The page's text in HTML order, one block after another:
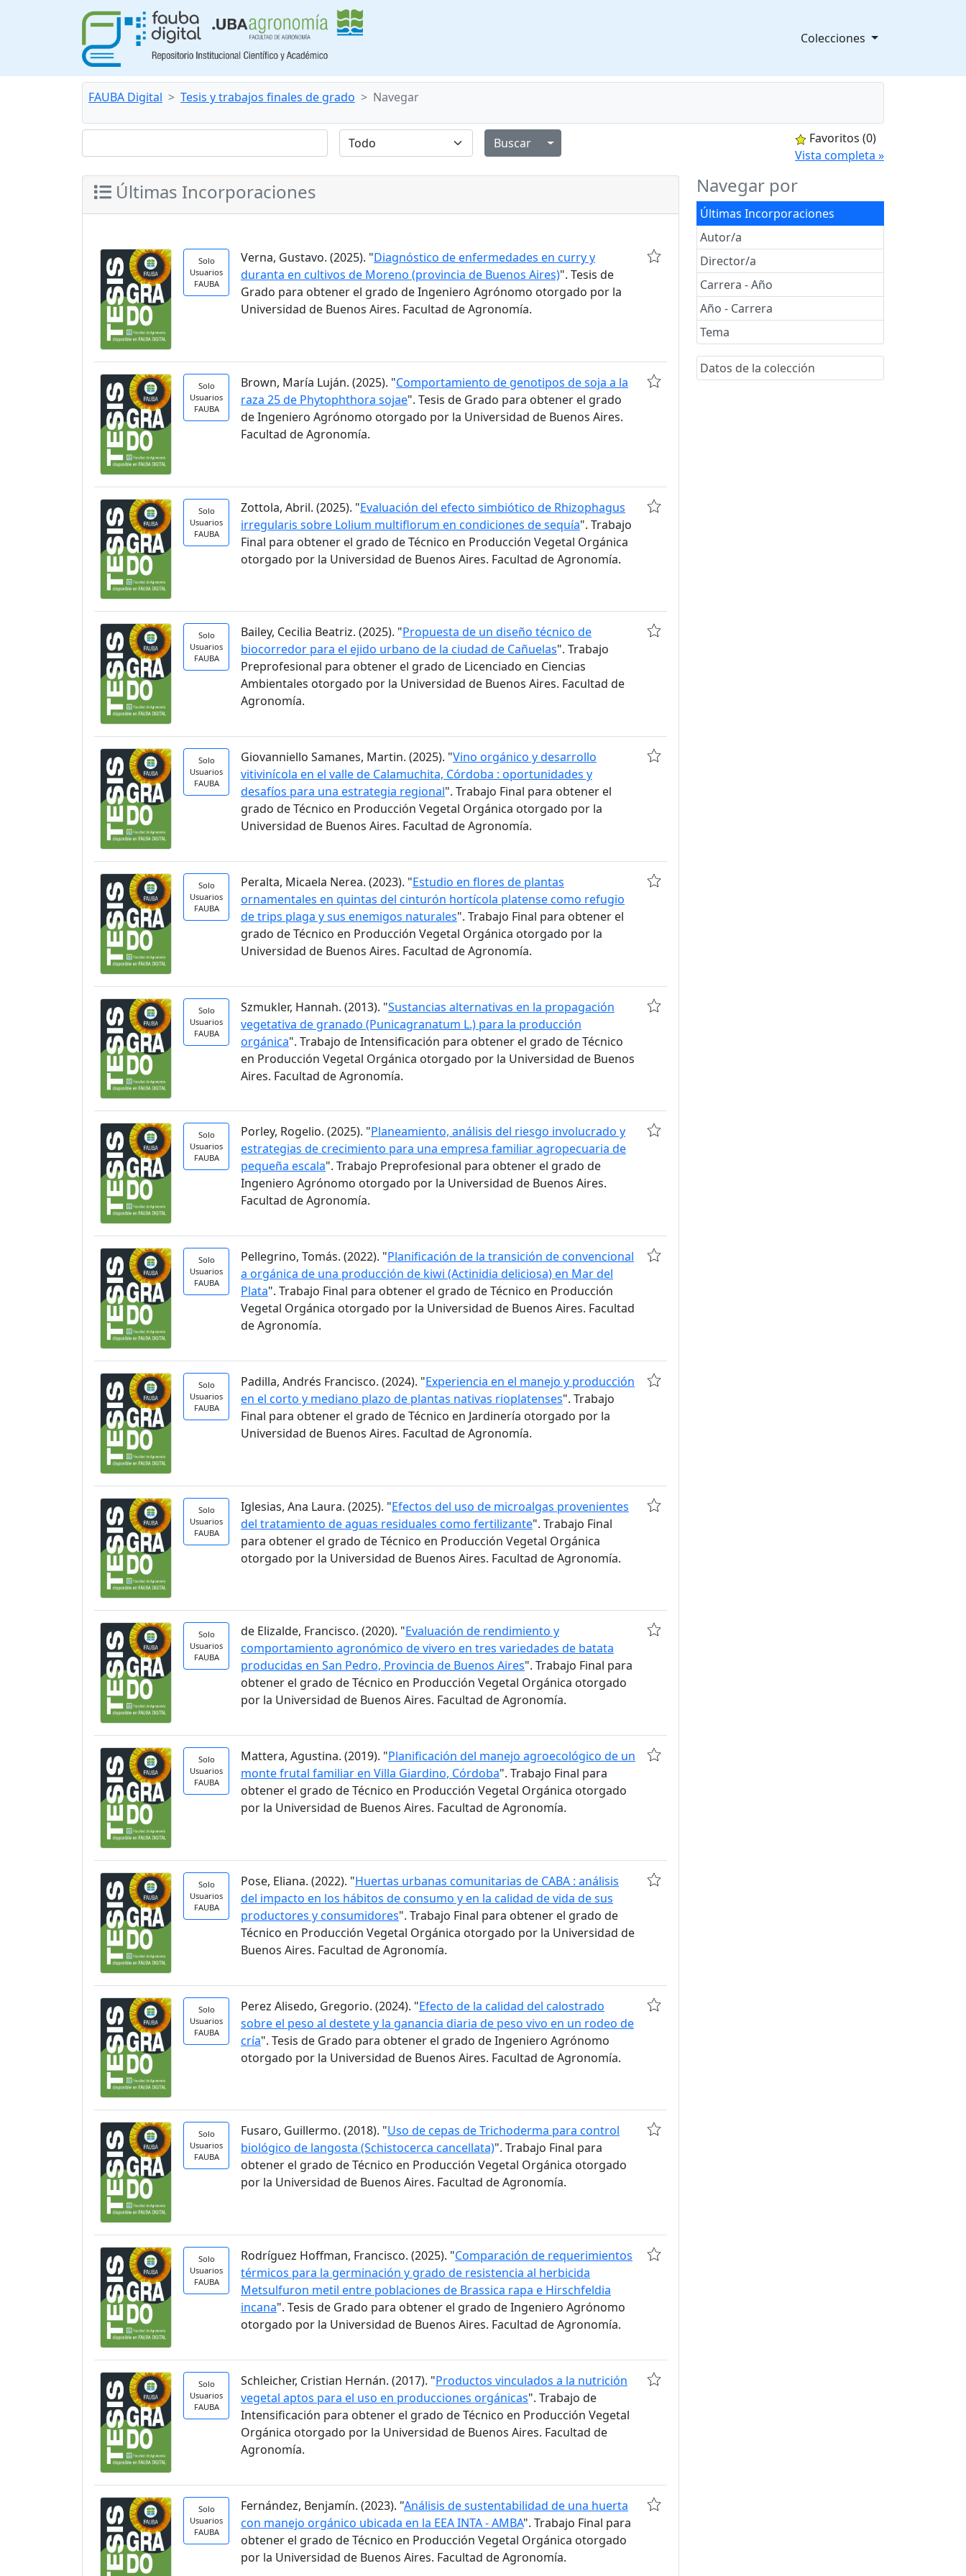
Colecciones
FAUBA Digital Tesis y trabajos finales de grado Navegar
Alternar menú desplegable
Favoritos (0)
Vista completa »
Navegar por
Últimas Incorporaciones
Autor/a
Director/a
Carrera - Año
Año - Carrera
Tema
Datos de la colección
Últimas Incorporaciones
Solo
Usuarios
FAUBA
Verna, Gustavo. (2025). "Diagnóstico de enfermedades en curry y
duranta en cultivos de Moreno (provincia de Buenos Aires)". Tesis de
Grado para obtener el grado de Ingeniero Agrónomo otorgado por la
Universidad de Buenos Aires. Facultad de Agronomía.
Solo
Usuarios
FAUBA
Brown, María Luján. (2025). "Comportamiento de genotipos de soja a la
raza 25 de Phytophthora sojae". Tesis de Grado para obtener el grado
de Ingeniero Agrónomo otorgado por la Universidad de Buenos Aires.
Facultad de Agronomía.
Solo
Usuarios
FAUBA
Zottola, Abril. (2025). "Evaluación del efecto simbiótico de Rhizophagus
irregularis sobre Lolium multiflorum en condiciones de sequía". Trabajo
Final para obtener el grado de Técnico en Producción Vegetal Orgánica
otorgado por la Universidad de Buenos Aires. Facultad de Agronomía.
Solo
Usuarios
FAUBA
Bailey, Cecilia Beatriz. (2025). "Propuesta de un diseño técnico de
biocorredor para el ejido urbano de la ciudad de Cañuelas". Trabajo
Preprofesional para obtener el grado de Licenciado en Ciencias
Ambientales otorgado por la Universidad de Buenos Aires. Facultad de
Agronomía.
Solo
Usuarios
FAUBA
Giovanniello Samanes, Martin. (2025). "Vino orgánico y desarrollo
vitivinícola en el valle de Calamuchita, Córdoba : oportunidades y
desafíos para una estrategia regional". Trabajo Final para obtener el
grado de Técnico en Producción Vegetal Orgánica otorgado por la
Universidad de Buenos Aires. Facultad de Agronomía.
Solo
Usuarios
FAUBA
Peralta, Micaela Nerea. (2023). "Estudio en flores de plantas
ornamentales en quintas del cinturón hortícola platense como refugio
de trips plaga y sus enemigos naturales". Trabajo Final para obtener el
grado de Técnico en Producción Vegetal Orgánica otorgado por la
Universidad de Buenos Aires. Facultad de Agronomía.
Solo
Usuarios
FAUBA
Szmukler, Hannah. (2013). "Sustancias alternativas en la propagación
vegetativa de granado (Punicagranatum L.) para la producción
orgánica". Trabajo de Intensificación para obtener el grado de Técnico
en Producción Vegetal Orgánica otorgado por la Universidad de Buenos
Aires. Facultad de Agronomía.
Solo
Usuarios
FAUBA
Porley, Rogelio. (2025). "Planeamiento, análisis del riesgo involucrado y
estrategias de crecimiento para una empresa familiar agropecuaria de
pequeña escala". Trabajo Preprofesional para obtener el grado de
Ingeniero Agrónomo otorgado por la Universidad de Buenos Aires.
Facultad de Agronomía.
Solo
Usuarios
FAUBA
Pellegrino, Tomás. (2022). "Planificación de la transición de convencional
a orgánica de una producción de kiwi (Actinidia deliciosa) en Mar del
Plata". Trabajo Final para obtener el grado de Técnico en Producción
Vegetal Orgánica otorgado por la Universidad de Buenos Aires. Facultad
de Agronomía.
Solo
Usuarios
FAUBA
Padilla, Andrés Francisco. (2024). "Experiencia en el manejo y producción
en el corto y mediano plazo de plantas nativas rioplatenses". Trabajo
Final para obtener el grado de Técnico en Jardinería otorgado por la
Universidad de Buenos Aires. Facultad de Agronomía.
Solo
Usuarios
FAUBA
Iglesias, Ana Laura. (2025). "Efectos del uso de microalgas provenientes
del tratamiento de aguas residuales como fertilizante". Trabajo Final
para obtener el grado de Técnico en Producción Vegetal Orgánica
otorgado por la Universidad de Buenos Aires. Facultad de Agronomía.
Solo
Usuarios
FAUBA
de Elizalde, Francisco. (2020). "Evaluación de rendimiento y
comportamiento agronómico de vivero en tres variedades de batata
producidas en San Pedro, Provincia de Buenos Aires". Trabajo Final para
obtener el grado de Técnico en Producción Vegetal Orgánica otorgado
por la Universidad de Buenos Aires. Facultad de Agronomía.
Solo
Usuarios
FAUBA
Mattera, Agustina. (2019). "Planificación del manejo agroecológico de un
monte frutal familiar en Villa Giardino, Córdoba". Trabajo Final para
obtener el grado de Técnico en Producción Vegetal Orgánica otorgado
por la Universidad de Buenos Aires. Facultad de Agronomía.
Solo
Usuarios
FAUBA
Pose, Eliana. (2022). "Huertas urbanas comunitarias de CABA : análisis
del impacto en los hábitos de consumo y en la calidad de vida de sus
productores y consumidores". Trabajo Final para obtener el grado de
Técnico en Producción Vegetal Orgánica otorgado por la Universidad de
Buenos Aires. Facultad de Agronomía.
Solo
Usuarios
FAUBA
Perez Alisedo, Gregorio. (2024). "Efecto de la calidad del calostrado
sobre el peso al destete y la ganancia diaria de peso vivo en un rodeo de
cría". Tesis de Grado para obtener el grado de Ingeniero Agrónomo
otorgado por la Universidad de Buenos Aires. Facultad de Agronomía.
Solo
Usuarios
FAUBA
Fusaro, Guillermo. (2018). "Uso de cepas de Trichoderma para control
biológico de langosta (Schistocerca cancellata)". Trabajo Final para
obtener el grado de Técnico en Producción Vegetal Orgánica otorgado
por la Universidad de Buenos Aires. Facultad de Agronomía.
Solo
Usuarios
FAUBA
Rodríguez Hoffman, Francisco. (2025). "Comparación de requerimientos
térmicos para la germinación y grado de resistencia al herbicida
Metsulfuron metil entre poblaciones de Brassica rapa e Hirschfeldia
incana". Tesis de Grado para obtener el grado de Ingeniero Agrónomo
otorgado por la Universidad de Buenos Aires. Facultad de Agronomía.
Solo
Usuarios
FAUBA
Schleicher, Cristian Hernán. (2017). "Productos vinculados a la nutrición
vegetal aptos para el uso en producciones orgánicas". Trabajo de
Intensificación para obtener el grado de Técnico en Producción Vegetal
Orgánica otorgado por la Universidad de Buenos Aires. Facultad de
Agronomía.
Solo
Usuarios
FAUBA
Fernández, Benjamín. (2023). "Análisis de sustentabilidad de una huerta
con manejo orgánico ubicada en la EEA INTA - AMBA". Trabajo Final para
obtener el grado de Técnico en Producción Vegetal Orgánica otorgado
por la Universidad de Buenos Aires. Facultad de Agronomía.